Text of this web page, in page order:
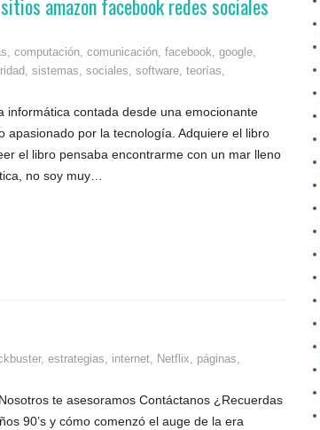
amazon facebook redes sociales
, computación, comunicación, facebook, google,
, sistemas, sociales, software, teorías,
informática contada desde una emocionante
apasionado por la tecnología. Adquiere el libro
el libro pensaba encontrarme con un mar lleno
no soy muy…
, estrategias, internet, Netflix, páginas,
te asesoramos Contáctanos ¿Recuerdas
90’s y cómo comenzó el auge de la era